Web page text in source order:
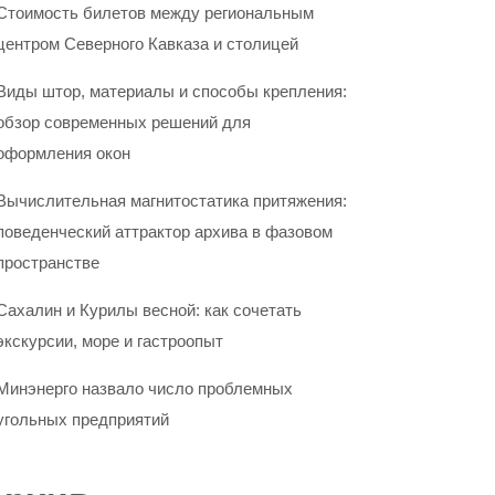
билетов между региональным
Северного Кавказа и столицей
штор, материалы и способы крепления:
современных решений для
окон
магнитостатика притяжения:
аттрактор архива в фазовом
и Курилы весной: как сочетать
море и гастроопыт
назвало число проблемных
предприятий